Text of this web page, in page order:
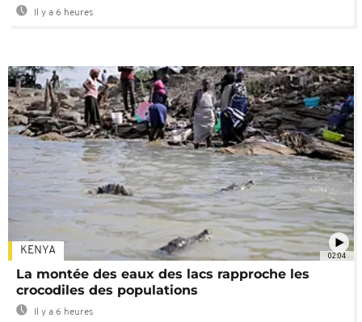
Il y a 6 heures
02:04
KENYA
La montée des eaux des lacs rapproche les
crocodiles des populations
Il y a 6 heures